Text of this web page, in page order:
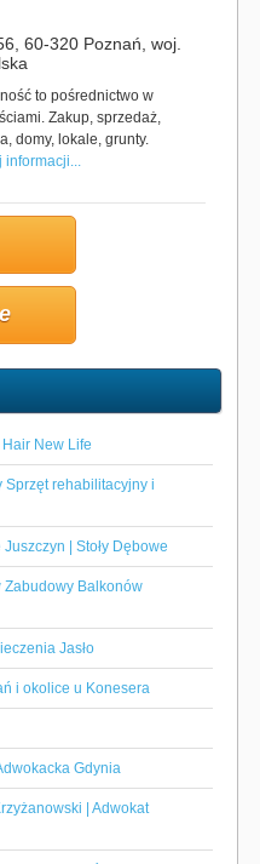
60-320 Poznań, woj.
to pośrednictwo w
Zakup, sprzedaż,
domy, lokale, grunty.
informacji...
New Life
Sprzęt rehabilitacyjny i
| Stoły Dębowe
Zabudowy Balkonów
Jasło
i okolice u Konesera
Gdynia
| Adwokat